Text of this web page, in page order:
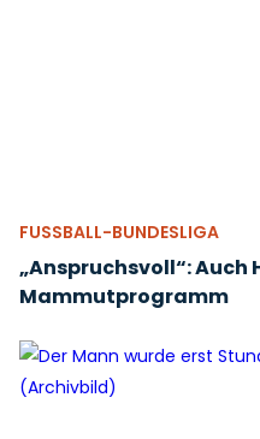
FUSSBALL-BUNDESLIGA
„Anspruchsvoll“:
Mammutprogramm